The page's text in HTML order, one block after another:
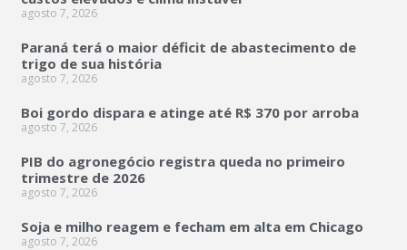
agosto 7, 2026
Paraná terá o maior déficit de abastecimento de
trigo de sua história
agosto 7, 2026
Boi gordo dispara e atinge até R$ 370 por arroba
agosto 7, 2026
PIB do agronegócio registra queda no primeiro
trimestre de 2026
agosto 7, 2026
Soja e milho reagem e fecham em alta em Chicago
agosto 7, 2026